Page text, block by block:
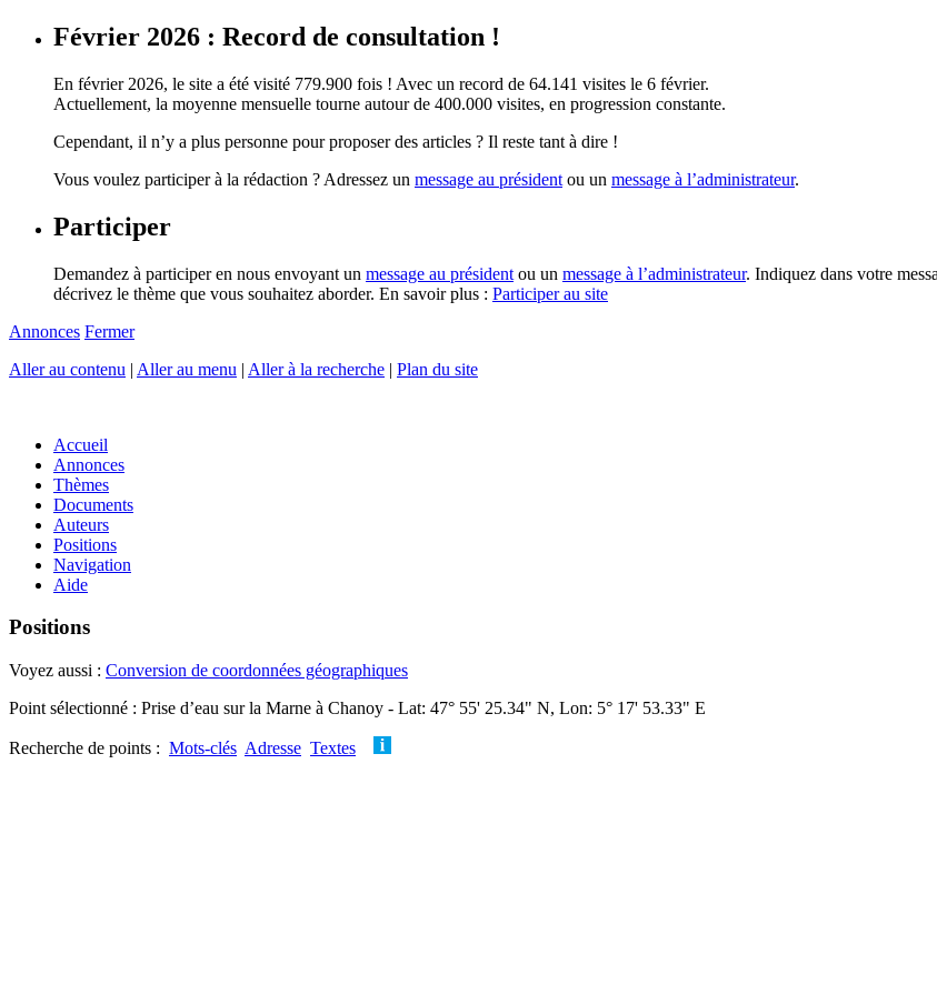
Février 2026 : Record de consultation !
En février 2026, le site a été visité 779.900 fois ! Avec un record de 64.141 visites le 6 février.
Actuellement, la moyenne mensuelle tourne autour de 400.000 visites, en progression constante.
Cependant, il n’y a plus personne pour proposer des articles ? Il reste tant à dire !
Vous voulez participer à la rédaction ? Adressez un message au président ou un message à l’administrateur.
Participer
Demandez à participer en nous envoyant un message au président ou un message à l’administrateur. Indiquez dans votre
décrivez le thème que vous souhaitez aborder. En savoir plus : Participer au site
Annonces Fermer
Aller au contenu | Aller au menu | Aller à la recherche | Plan du site
Accueil
Annonces
Thèmes
Documents
Auteurs
Positions
Navigation
Aide
Positions
Voyez aussi : Conversion de coordonnées géographiques
Point sélectionné : Prise d’eau sur la Marne à Chanoy - Lat: 47° 55' 25.34" N, Lon: 5° 17' 53.33" E
Recherche de points : Mots-clés Adresse Textes